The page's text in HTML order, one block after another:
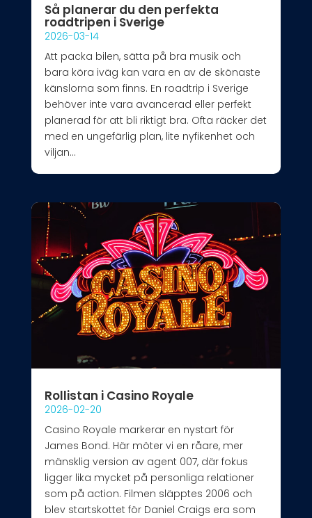
Så planerar du den perfekta
roadtripen i Sverige
2026-03-14
Att packa bilen, sätta på bra musik och
bara köra iväg kan vara en av de skönaste
känslorna som finns. En roadtrip i Sverige
behöver inte vara avancerad eller perfekt
planerad för att bli riktigt bra. Ofta räcker det
med en ungefärlig plan, lite nyfikenhet och
viljan...
Rollistan i Casino Royale
2026-02-20
Casino Royale markerar en nystart för
James Bond. Här möter vi en råare, mer
mänsklig version av agent 007, där fokus
ligger lika mycket på personliga relationer
som på action. Filmen släpptes 2006 och
blev startskottet för Daniel Craigs era som